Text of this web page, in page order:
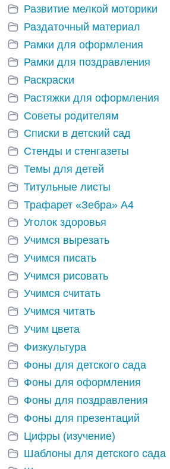
Развитие мелкой моторики
Раздаточный материал
Рамки для оформления
Рамки для поздравления
Раскраски
Растяжки для оформления
Советы родителям
Списки в детский сад
Стенды и стенгазеты
Темы для детей
Титульные листы
Трафарет «Зебра» А4
Уголок здоровья
Учимся вырезать
Учимся писать
Учимся рисовать
Учимся считать
Учимся читать
Учим цвета
Физкультура
Фоны для детского сада
Фоны для оформления
Фоны для поздравления
Фоны для презентаций
Цифры (изучение)
Шаблоны для детского сада